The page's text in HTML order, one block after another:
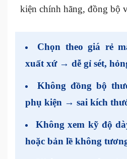
kiện chính hãng, đồng bộ
Chọn theo giá rẻ
xuất xứ → dễ gỉ sét,
Không đồng bộ
phụ kiện → sai kích
Không xem kỹ độ
hoặc bản lề không